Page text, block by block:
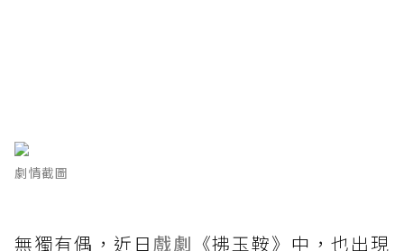
劇情截圖
無獨有偶，近日戲劇 《拂玉鞍》中，也出現